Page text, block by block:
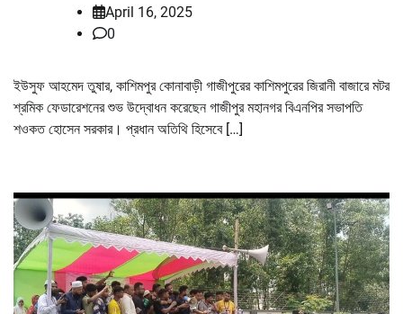
April 16, 2025
0
ইউসুফ আহমেদ তুষার, কাশিমপুর কোনাবাড়ী গাজীপুরের কাশিমপুরের জিরানী বাজারে মটর
শ্রমিক ফেডারেশনের শুভ উদ্বোধন করেছেন গাজীপুর মহানগর বিএনপির সভাপতি
শওকত হোসেন সরকার। প্রধান অতিথি হিসেবে […]